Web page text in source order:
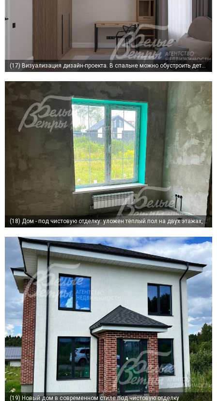
(17) Визуализация дизайн-проекта. В спальне можно обустроить детскую или гостевую комнату, разделив пространство на зоны
(18) Дом - под чистовую отделку: уложен тёплый пол на двух этажах, стены оштукатурены, установлены батареи, электрика, проведены все коммуникации
(19) Новый дом в современном стиле под чистовую отделку